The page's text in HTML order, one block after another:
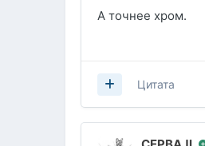
А точнее хром.
Цитата